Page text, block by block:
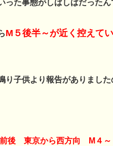
った事態がしばしばだったん
M５後半～が近く控えて
り子供より報告がありました
前後 東京から西方向 M４～